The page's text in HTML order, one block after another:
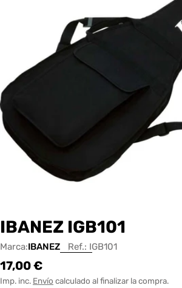
medios 0 en modal
IBANEZ IGB101
Marca:IBANEZ Ref.: IGB101
Precio
habitual
17,00 €
Imp. inc. Envío calculado al finalizar la compra.